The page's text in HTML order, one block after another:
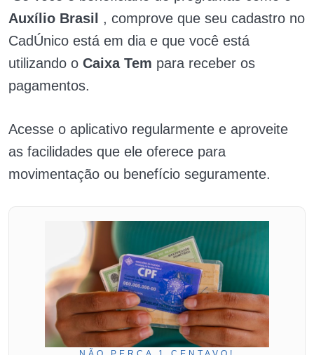
Auxílio Brasil , comprove que seu cadastro no
CadÚnico está em dia e que você está
utilizando o Caixa Tem para receber os
pagamentos.
Acesse o aplicativo regularmente e aproveite
as facilidades que ele oferece para
movimentação ou benefício seguramente.